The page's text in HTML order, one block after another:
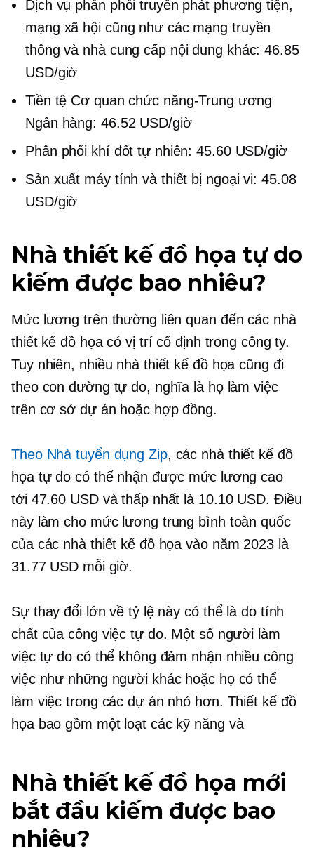
Dịch vụ phân phối truyền phát phương tiện,
mạng xã hội cũng như các mạng truyền
thông và nhà cung cấp nội dung khác: 46.85
USD/giờ
Tiền tệ Cơ quan chức năng-Trung ương
Ngân hàng: 46.52 USD/giờ
Phân phối khí đốt tự nhiên: 45.60 USD/giờ
Sản xuất máy tính và thiết bị ngoại vi: 45.08
USD/giờ
Nhà thiết kế đồ họa tự do
kiếm được bao nhiêu?
Mức lương trên thường liên quan đến các nhà
thiết kế đồ họa có vị trí cố định trong công ty.
Tuy nhiên, nhiều nhà thiết kế đồ họa cũng đi
theo con đường tự do, nghĩa là họ làm việc
trên cơ sở dự án hoặc hợp đồng.
Theo Nhà tuyển dụng Zip, các nhà thiết kế đồ
họa tự do có thể nhận được mức lương cao
tới 47.60 USD và thấp nhất là 10.10 USD. Điều
này làm cho mức lương trung bình toàn quốc
của các nhà thiết kế đồ họa vào năm 2023 là
31.77 USD mỗi giờ.
Sự thay đổi lớn về tỷ lệ này có thể là do tính
chất của công việc tự do. Một số người làm
việc tự do có thể không đảm nhận nhiều công
việc như những người khác hoặc họ có thể
làm việc trong các dự án nhỏ hơn. Thiết kế đồ
họa bao gồm một loạt các kỹ năng và
Nhà thiết kế đồ họa mới
bắt đầu kiếm được bao
nhiêu?